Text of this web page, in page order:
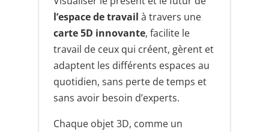
l’espace de travail à travers une
carte 5D innovante, facilite le
travail de ceux qui créent, gèrent et
adaptent les différents espaces au
quotidien, sans perte de temps et
sans avoir besoin d’experts.
Chaque objet 3D, comme un